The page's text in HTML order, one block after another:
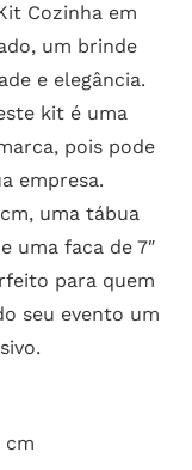
Cozinha em
um brinde
e elegância.
kit é uma
pois pode
empresa.
uma tábua
uma faca de 7″
para quem
seu evento um
cm